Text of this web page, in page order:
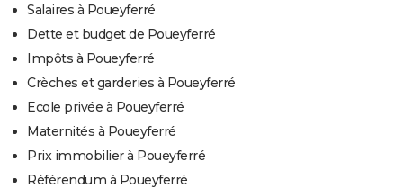
Salaires à Poueyferré
Dette et budget de Poueyferré
Impôts à Poueyferré
Crèches et garderies à Poueyferré
Ecole privée à Poueyferré
Maternités à Poueyferré
Prix immobilier à Poueyferré
Référendum à Poueyferré